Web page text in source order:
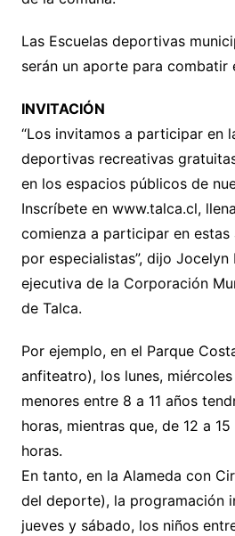
Las Escuelas deportivas
serán un aporte para combatir
INVITACIÓN
“Los invitamos a participar en
deportivas recreativas
en los espacios públicos de
Inscríbete en www.talca.cl,
comienza a participar en
por especialistas”, dijo
ejecutiva de la Corporación
de Talca.
Por ejemplo, en el Parque
anfiteatro), los lunes,
menores entre 8 a 11 años
horas, mientras que, de 12 a
horas.
En tanto, en la Alameda con
del deporte), la programación
jueves y sábado, los niños